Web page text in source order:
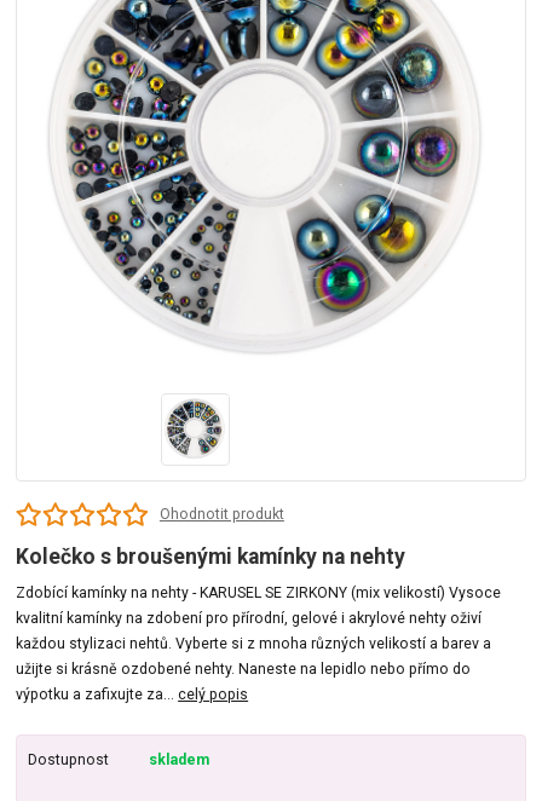
Ohodnotit produkt
Kolečko s broušenými kamínky na nehty
Zdobící kamínky na nehty - KARUSEL SE ZIRKONY (mix velikostí) Vysoce
kvalitní kamínky na zdobení pro přírodní, gelové i akrylové nehty oživí
každou stylizaci nehtů. Vyberte si z mnoha různých velikostí a barev a
užijte si krásně ozdobené nehty. Naneste na lepidlo nebo přímo do
výpotku a zafixujte za...celý popis
Dostupnost skladem